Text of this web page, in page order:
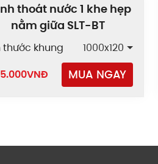
thoát nước 1 khe hẹp
nằm giữa SLT-BT
thước khung
1000x120
VNĐ MUA NGAY